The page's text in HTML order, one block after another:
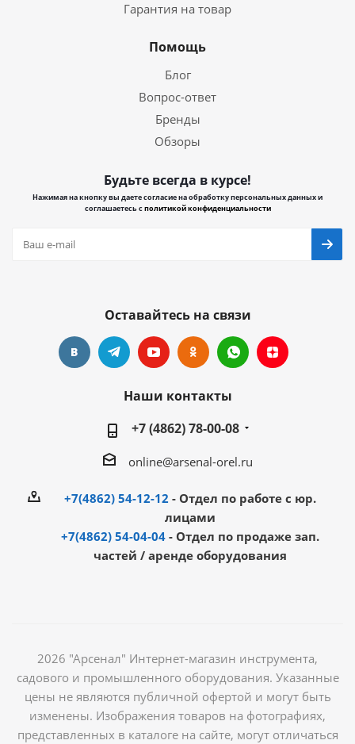
Гарантия на товар
Помощь
Блог
Вопрос-ответ
Бренды
Обзоры
Будьте всегда в курсе!
Нажимая на кнопку вы даете согласие на обработку персональных данных и
соглашаетесь сполитикой конфиденциальности
Оставайтесь на связи
Наши контакты
+7 (4862) 78-00-08
online@arsenal-orel.ru
+7(4862) 54-12-12 - Отдел по работе с юр.
лицами
+7(4862) 54-04-04 - Отдел по продаже зап.
частей / аренде оборудования
2026 "Арсенал" Интернет-магазин инструмента,
садового и промышленного оборудования. Указанные
цены не являются публичной офертой и могут быть
изменены. Изображения товаров на фотографиях,
представленных в каталоге на сайте, могут отличаться